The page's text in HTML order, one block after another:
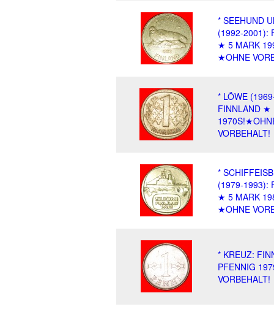
* SEEHUND
(1992-2001):
★ 5 MARK
★OHNE
* LÖWE
FINNLAND ★
VORBEHALT!
*
(1979-1993):
★ 5 MARK
★OHNE
* KREUZ:
PFENNIG
VORBEHALT!